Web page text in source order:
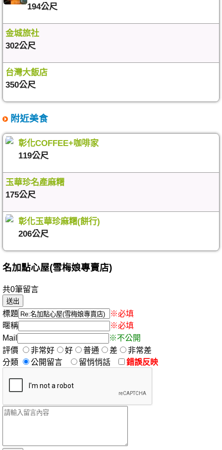
194公尺
金城旅社
302公尺
台灣大飯店
350公尺
附近美食
彰化COFFEE+咖啡家
119公尺
玉華珍名產麻糬
175公尺
彰化玉華珍麻糬(餅行)
206公尺
名加點心屋(雪梅娘專賣店)
共0筆留言
標題
※必填
暱稱
※必填
Mail
※不公開
評價
非常好 好 普通 差
非常差
分類
公開留言 留悄悄話 錯誤反映